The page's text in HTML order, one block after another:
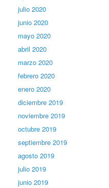
julio 2020
junio 2020
mayo 2020
abril 2020
marzo 2020
febrero 2020
enero 2020
diciembre 2019
noviembre 2019
octubre 2019
septiembre 2019
agosto 2019
julio 2019
junio 2019